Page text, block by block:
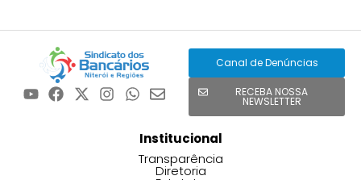
Canal de Denúncias
RECEBA NOSSA
NEWSLETTER
Institucional
Transparência
Diretoria